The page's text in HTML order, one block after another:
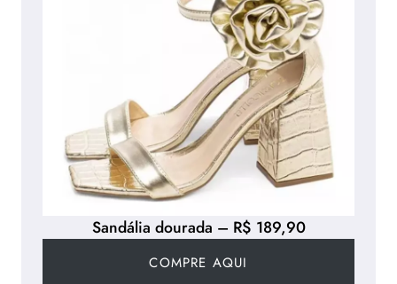
Sandália dourada – R$ 189,90
COMPRE AQUI